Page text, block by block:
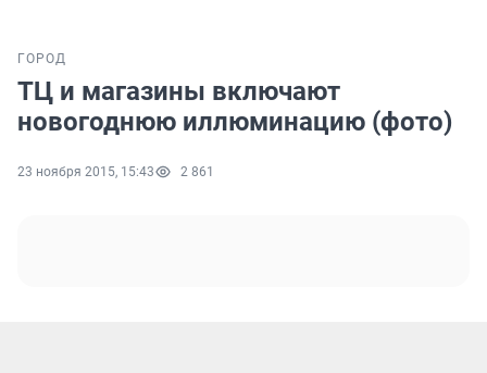
ГОРОД
ТЦ и магазины включают
новогоднюю иллюминацию (фото)
23 ноября 2015, 15:43 2 861